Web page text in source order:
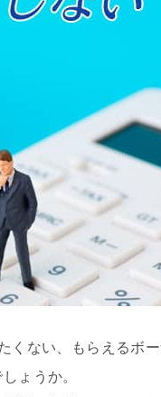
くない、もらえるボー
ょうか。